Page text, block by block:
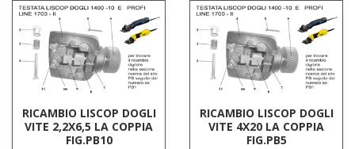
RICAMBIO LISCOP DOGLI
VITE 2,2X6,5 LA COPPIA
FIG.PB10
RICAMBIO LISCOP DOGLI
VITE 4X20 LA COPPIA
FIG.PB5